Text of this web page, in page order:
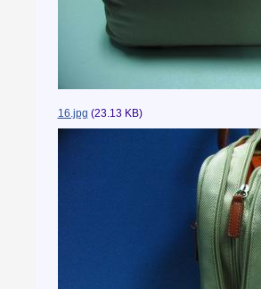
16.jpg (23.13 KB)